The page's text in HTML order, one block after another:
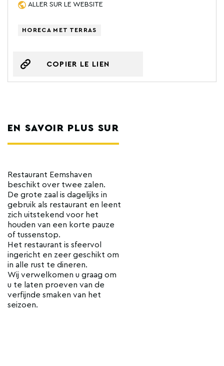
ALLER SUR LE WEBSITE
HORECA MET TERRAS
COPIER LE LIEN
EN SAVOIR PLUS SUR
Restaurant Eemshaven
beschikt over twee zalen.
De grote zaal is dagelijks in
gebruik als restaurant en leent
zich uitstekend voor het
houden van een korte pauze
of tussenstop.
Het restaurant is sfeervol
ingericht en zeer geschikt om
in alle rust te dineren.
Wij verwelkomen u graag om
u te laten proeven van de
verfijnde smaken van het
seizoen.